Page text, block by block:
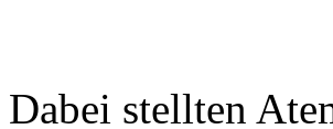
Dabei stellten